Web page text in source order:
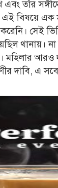
তাঁর
বিষয়ে এক
সেই
থানায়।
মহিলার আরও
দাবি, এ